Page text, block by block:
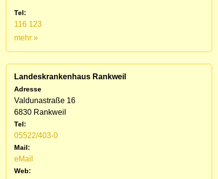
Tel:
116 123
mehr »
Landeskrankenhaus Rankweil
Adresse
Valdunastraße 16
6830 Rankweil
Tel:
05522/403-0
Mail:
eMail
Web: